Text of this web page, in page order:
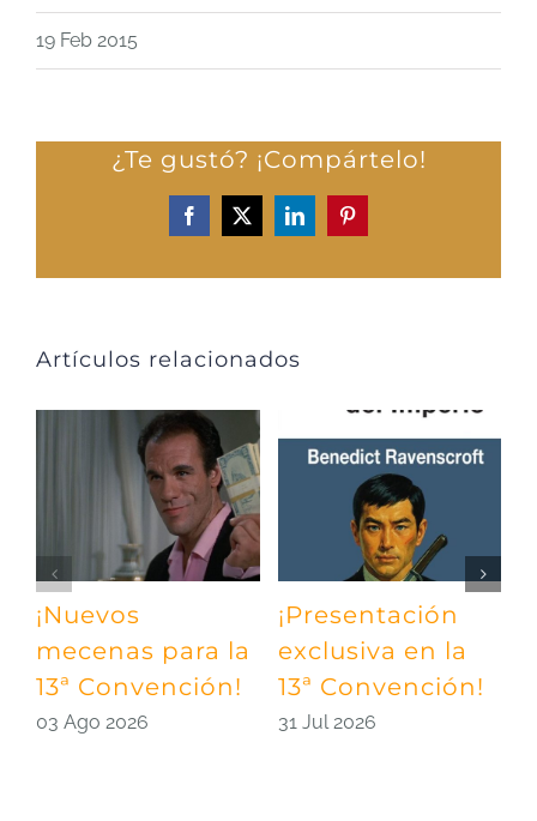
19 Feb 2015
¿Te gustó? ¡Compártelo!
Facebook
X LinkedInPinterest
Artículos relacionados
¡Nuevos
mecenas para la
13ª Convención!
03 Ago 2026
¡Presentación
exclusiva en la
13ª Convención!
31 Jul 2026